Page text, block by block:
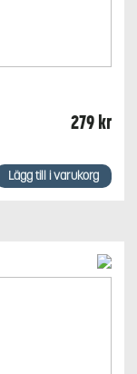
279kr
Lägg till i varukorg